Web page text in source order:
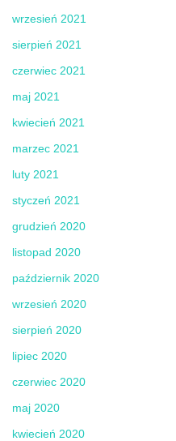
wrzesień 2021
sierpień 2021
czerwiec 2021
maj 2021
kwiecień 2021
marzec 2021
luty 2021
styczeń 2021
grudzień 2020
listopad 2020
październik 2020
wrzesień 2020
sierpień 2020
lipiec 2020
czerwiec 2020
maj 2020
kwiecień 2020